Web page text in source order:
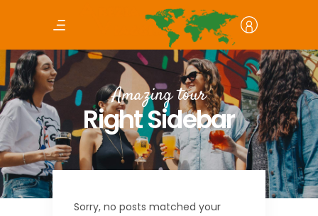
Amazing tour
Right Sidebar
Sorry, no posts matched your